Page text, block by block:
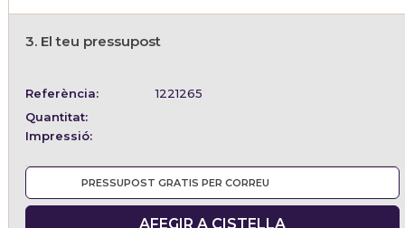
3. El teu pressupost
Referència:
1221265
Quantitat:
Impressió:
PRESSUPOST GRATIS PER CORREU
AFEGIR A CISTELLA